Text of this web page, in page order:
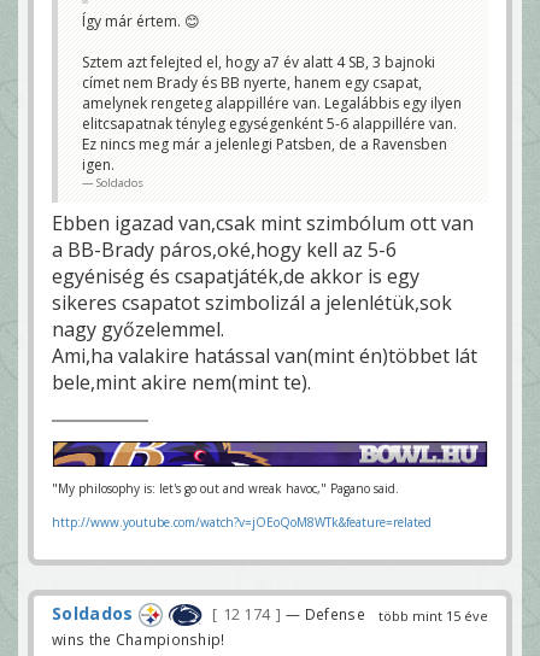
Így már értem. 😊
Sztem azt felejted el, hogy a7 év alatt 4 SB, 3 bajnoki
címet nem Brady és BB nyerte, hanem egy csapat,
amelynek rengeteg alappillére van. Legalábbis egy ilyen
elitcsapatnak tényleg egységenként 5-6 alappillére van.
Ez nincs meg már a jelenlegi Patsben, de a Ravensben
igen.
Soldados
Ebben igazad van,csak mint szimbólum ott van
a BB-Brady páros,oké,hogy kell az 5-6
egyéniség és csapatjáték,de akkor is egy
sikeres csapatot szimbolizál a jelenlétük,sok
nagy győzelemmel.
Ami,ha valakire hatással van(mint én)többet lát
bele,mint akire nem(mint te).
"My philosophy is: let's go out and wreak havoc," Pagano said.
http://www.youtube.com/watch?v=jOEoQoM8WTk&feature=related
több mint 15 éve
Soldados 12 174
— Defense
wins the Championship!